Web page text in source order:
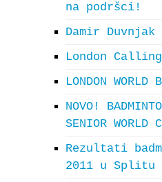
na podršci!
Damir
London
LONDON WORLD
NOVO!
SENIOR WORLD
Rezultati
2011 u Splitu